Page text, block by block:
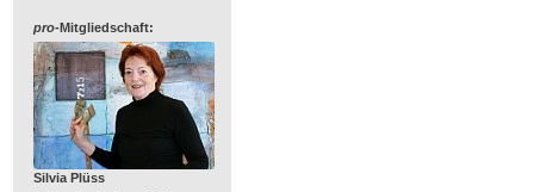
pro-Mitgliedschaft:
Silvia Plüss